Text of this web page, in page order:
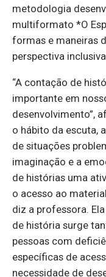
metodologia
multiformato *O
formas e maneiras
perspectiva
“A contação de
importante em
desenvolvimento”,
o hábito da escuta,
de situações
imaginação e a
de histórias uma
o acesso ao
diz a professora.
de história surge
pessoas com
específicas de
necessidade de